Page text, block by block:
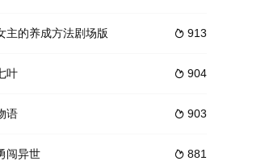
耶花展开的校园推理剧。神木高中
怪，这一次，食天使兽来到了人间！本院寺内居住着
 913
主的养成方法剧场版
 904
叶
 903
语
 881
闯异世